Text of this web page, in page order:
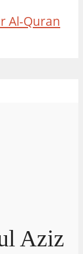
Al-Quran
Aziz